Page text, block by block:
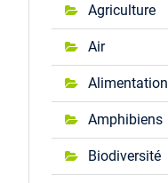
Agriculture
Air
Alimentation
Amphibiens
Biodiversité